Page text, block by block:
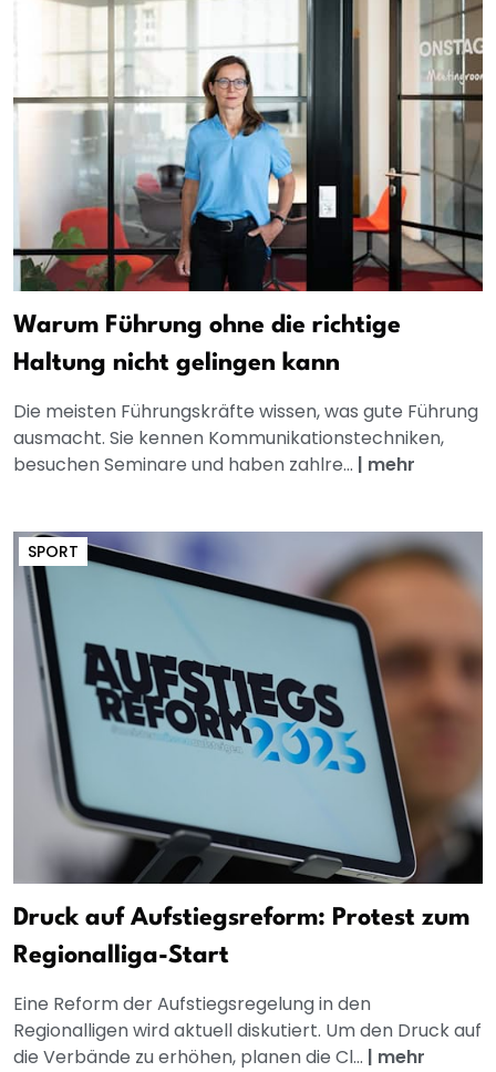
Warum Führung ohne die richtige
Haltung nicht gelingen kann
Die meisten Führungskräfte wissen, was gute Führung
ausmacht. Sie kennen Kommunikationstechniken,
besuchen Seminare und haben zahlre... | mehr
SPORT
Druck auf Aufstiegsreform: Protest zum
Regionalliga-Start
Eine Reform der Aufstiegsregelung in den
Regionalligen wird aktuell diskutiert. Um den Druck auf
die Verbände zu erhöhen, planen die Cl... | mehr